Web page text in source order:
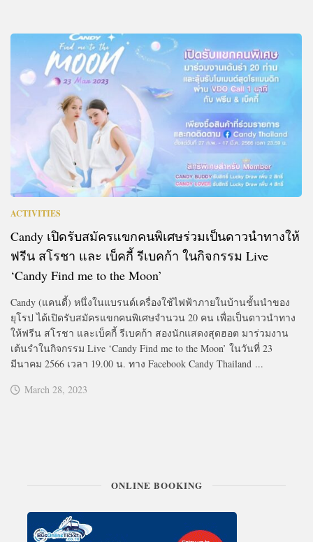
ACTIVITIES
Candy เปิดรับสมัครแขกคนพิเศษร่วมเป็นดาวนำทางให้
ฟรีน สโรชา และ เบ็คกี้ รีเบคก้า ในกิจกรรม Live
‘Candy Find me to the Moon’
Candy (แคนดี้) หนึ่งในแบรนด์เครื่องใช้ไฟฟ้าภายในบ้านชั้นนำของ
ยุโรป ได้เปิดรับสมัครแขกคนพิเศษจำนวน 20 คน เพื่อเป็นดาวนำทาง
ให้ฟรีน สโรชา และเบ็คกี้ รีเบคก้า สองนักแสดงสุดฮอต มาร่วมงาน
เต้นรำในกิจกรรม Live ‘Candy Find me to the Moon’ ในวันที่ 23
มีนาคม 2566 เวลา 19.00 น. ทาง Facebook Candy Thailand ...
March 28, 2023
ONLINE BOOKING